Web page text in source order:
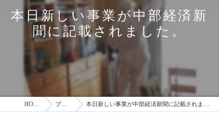
本日新しい事業が中部経済新
聞に記載されました。
HOME ブログ 本日新しい事業が中部経済新聞に記載されました。